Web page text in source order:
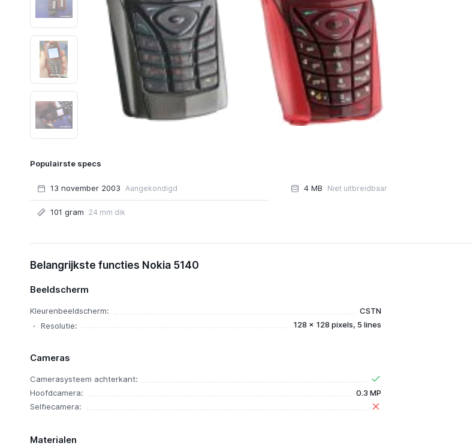
Populairste specs
13 november 2003 Aangekondigd
101 gram 24 mm dik
4 MB Niet uitbreidbaar
Nokia 5140
Belangrijkste functies Nokia 5140
Beeldscherm
Kleurenbeeldscherm:
CSTN
Resolutie:
128 x 128 pixels, 5 lines
Cameras
Camerasysteem achterkant:
Hoofdcamera:
0.3 MP
Selfiecamera:
Materialen